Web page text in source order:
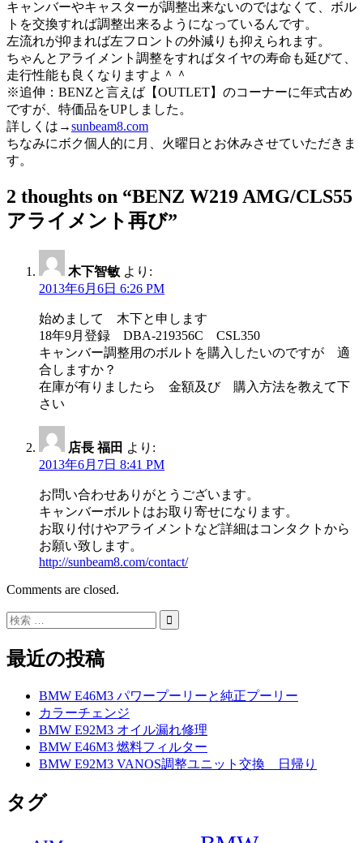
キャンバーやキャスターが調整出来ないのではなくて、ボル
トを交換すれば調整出来るようになっているんです。
左流れが抑まれば左フロントの外減りも抑えられます。
ちゃんとアライメント調整をすればタイヤの寿命も延びて、
走行性能も良くなりますよ＾＾
※追伸：BENZと言えば【OUTLET】のコーナーに年式古め
ですが、特価品をUPしました。
詳しくは→sunbeam8.com
ちなみにボク個人的に月、火曜日とお休みさせていただきま
す。
2 thoughts on “BENZ W219 AMG/CLS55
アライメント再び”
木下智敏 より:
2013年6月6日 6:26 PM
始めまして 木下と申します
18年9月登録 DBA-219356C CSL350
キャンバー調整用のボルトを購入したいのですが 適
合しますか？
在庫が有りましたら 金額及び 購入方法を教えて下
さい
店長 福田 より:
2013年6月7日 8:41 PM
お問い合わせありがとうございます。
キャンバーボルトはお取り寄せになります。
お取り付けやアライメントなど詳細はコンタクトから
お願い致します。
http://sunbeam8.com/contact/
Comments are closed.
最近の投稿
BMW E46M3 パワープーリーと純正プーリー
カラーチェンジ
BMW E92M3 オイル漏れ修理
BMW E46M3 燃料フィルター
BMW E92M3 VANOS調整ユニット交換 日帰り
タグ